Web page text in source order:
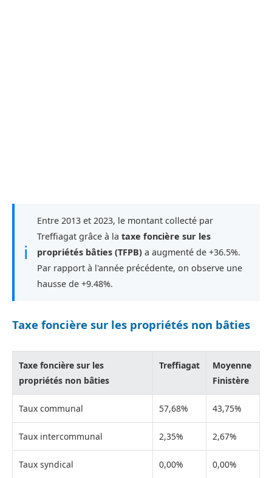
ℹ
Entre 2013 et 2023, le montant collecté par
Treffiagat grâce à la taxe foncière sur les
propriétés bâties (TFPB) a augmenté de +36.5%.
Par rapport à l'année précédente, on observe une
hausse de +9.48%.
Taxe foncière sur les propriétés non bâties
Taxe foncière sur les
propriétés non bâties
Treffiagat
Moyenne
Finistère
Taux communal 57,68% 43,75%
Taux intercommunal 2,35% 2,67%
Taux syndical 0,00% 0,00%